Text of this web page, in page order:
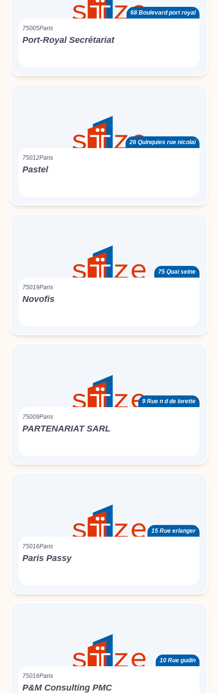
68 Boulevard port royal
75005Paris
Port-Royal Secrétariat
26 Quinquies rue nicolaï
75012Paris
Pastel
75 Quai seine
75019Paris
Novofis
9 Rue n d de lorette
75009Paris
PARTENARIAT SARL
15 Rue erlanger
75016Paris
Paris Passy
10 Rue gudin
75016Paris
P&M Consulting PMC